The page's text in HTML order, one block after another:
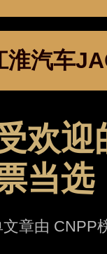
淮汽车
欢迎
当选
章由 CNPP